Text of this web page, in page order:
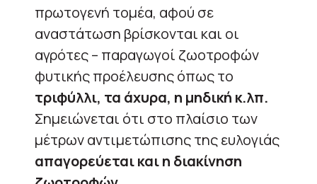
πρωτογενή τομέα, αφού σε
αναστάτωση βρίσκονται και οι
αγρότες – παραγωγοί ζωοτροφών
φυτικής προέλευσης όπως το
τριφύλλι, τα άχυρα, η μηδική κ.λπ.
Σημειώνεται ότι στο πλαίσιο των
μέτρων αντιμετώπισης της ευλογιάς
απαγορεύεται και η διακίνηση